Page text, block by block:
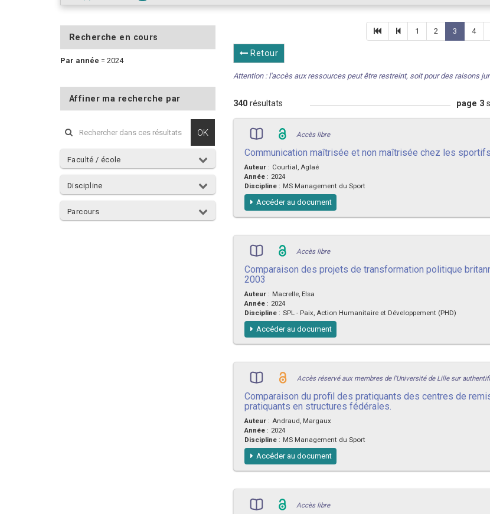
Recherche en cours
Par année = 2024
Affiner ma recherche par
OK
Faculté / école
Discipline
Parcours
1 2 3 4
Retour
Attention : l'accès aux ressources peut être restreint, soit pour des raisons
340résultats page 3
Accès libre
Communication maîtrisée et non maîtrisée chez les
Auteur : Courtial, Aglaé
Année : 2024
Discipline : MS Management du Sport
Accéder au document
Accès libre
Comparaison des projets de transformation politique
2003
Auteur : Macrelle, Elsa
Année : 2024
Discipline : SPL - Paix, Action Humanitaire et Développement (PHD)
Accéder au document
Accès réservé aux membres de l'Université de Lille sur
Comparaison du profil des pratiquants des centres de
pratiquants en structures fédérales.
Auteur : Andraud, Margaux
Année : 2024
Discipline : MS Management du Sport
Accéder au document
Accès libre